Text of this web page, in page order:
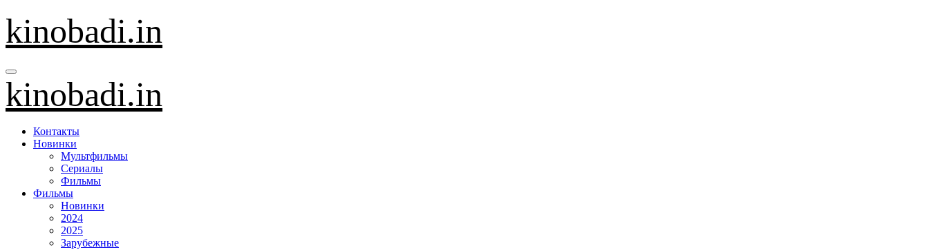
Перейти
содержанию
kinobadi.in
kinobadi.in
Контакты
Новинки
Мультфильмы
Сериалы
Фильмы
Фильмы
Новинки
2024
2025
Зарубежные